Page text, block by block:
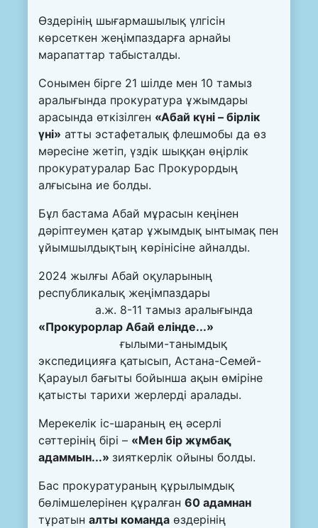
Өздерінің шығармашылық үлгісін
көрсеткен жеңімпаздарға арнайы
марапаттар табысталды.
Сонымен бірге 21 шілде мен 10 тамыз
аралығында прокуратура ұжымдары
арасында өткізілген «Абай күні – бірлік
үні» атты эстафеталық флешмобы да өз
мәресіне жетіп, үздік шыққан өңірлік
прокуратуралар Бас Прокурордың
алғысына ие болды.
Бұл бастама Абай мұрасын кеңінен
дәріптеумен қатар ұжымдық ынтымақ пен
ұйымшылдықтың көрінісіне айналды.
2024 жылғы Абай оқуларының
республикалық жеңімпаздары
а.ж. 8-11 тамыз аралығында
«Прокурорлар Абай елінде...»
ғылыми-танымдық
экспедицияға қатысып, Астана-Семей-
Қарауыл бағыты бойынша ақын өміріне
қатысты тарихи жерлерді аралады.
Мерекелік іс-шараның ең әсерлі
сәттерінің бірі – «Мен бір жұмбақ
адаммын...» зияткерлік ойыны болды.
Бас прокуратураның құрылымдық
бөлімшелерінен құралған 60 адамнан
тұратын алты команда өздерінің